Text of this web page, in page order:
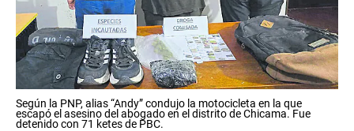
Según la PNP, alias “Andy” condujo la motocicleta en la que
escapó el asesino del abogado en el distrito de Chicama. Fue
detenido con 71 ketes de PBC.